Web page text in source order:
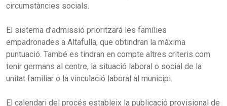
circumstàncies socials.
El sistema d’admissió prioritzarà les famílies
empadronades a Altafulla, que obtindran la màxima
puntuació. També es tindran en compte altres criteris com
tenir germans al centre, la situació laboral o social de la
unitat familiar o la vinculació laboral al municipi.
El calendari del procés estableix la publicació provisional de